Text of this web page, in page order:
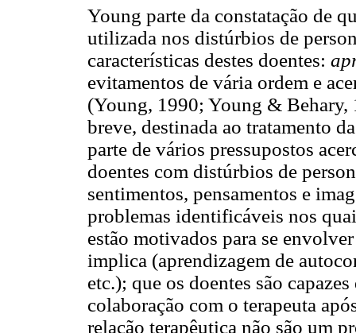
Young parte da constatação de
utilizada nos distúrbios de
características destes doentes:
evitamentos de vária ordem e
(Young, 1990; Young &
breve, destinada ao tratamento
parte de vários pressupostos
doentes com distúrbios de
sentimentos, pensamentos e
problemas identificáveis nos
estão motivados para se
implica (aprendizagem de
etc.); que os doentes são
colaboração com o terapeuta
relação terapêutica não são um